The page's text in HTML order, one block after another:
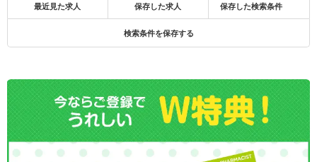
最近見た求人 保存した求人 保存した検索条件
検索条件を保存する